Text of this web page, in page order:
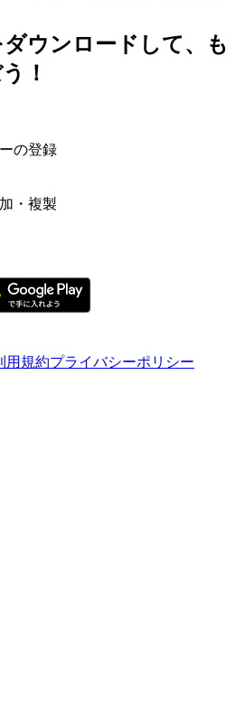
ウンロードして、も
！
の登録
・複製
用規約プライバシーポリシー